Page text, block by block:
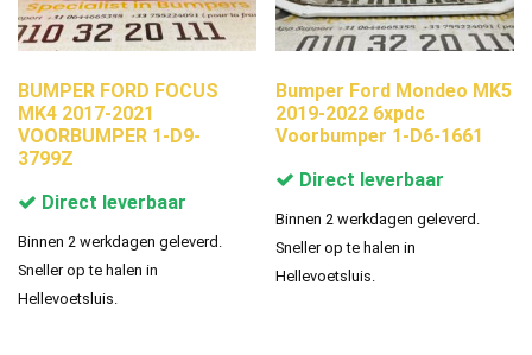
BUMPER FORD FOCUS
MK4 2017-2021
VOORBUMPER 1-D9-
3799Z
Direct leverbaar
Binnen 2 werkdagen geleverd.
Sneller op te halen in
Hellevoetsluis.
Bumper Ford Mondeo MK5
2019-2022 6xpdc
Voorbumper 1-D6-1661
Direct leverbaar
Binnen 2 werkdagen geleverd.
Sneller op te halen in
Hellevoetsluis.